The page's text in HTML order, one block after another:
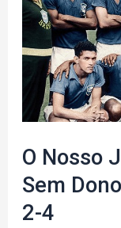
Petraglia:
sobre
a
ascensão
e
queda
do
Athletico
O Nosso
Sem
2-4